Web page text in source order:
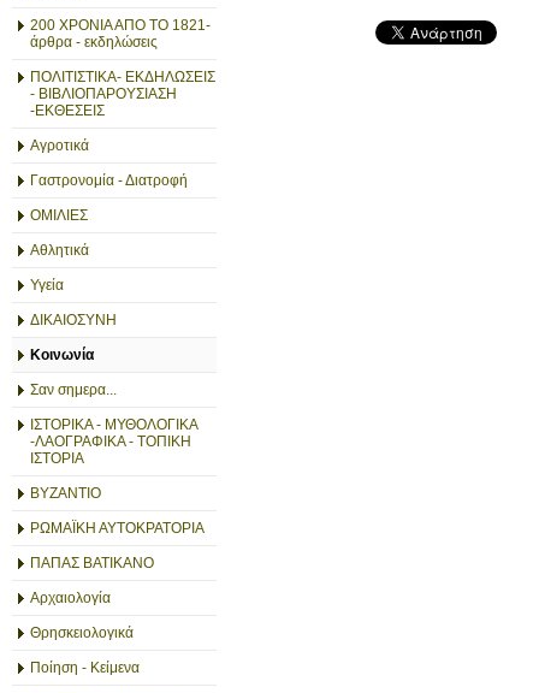
200 ΧΡΟΝΙΑ ΑΠΟ ΤΟ 1821-
άρθρα - εκδηλώσεις
ΠΟΛΙΤΙΣΤΙΚΑ- ΕΚΔΗΛΩΣΕΙΣ
- ΒΙΒΛΙΟΠΑΡΟΥΣΙΑΣΗ
-ΕΚΘΕΣΕΙΣ
Αγροτικά
Γαστρονομία - Διατροφή
ΟΜΙΛΙΕΣ
Αθλητικά
Υγεία
ΔΙΚΑΙΟΣΥΝΗ
Κοινωνία
Σαν σημερα...
ΙΣΤΟΡΙΚΑ - ΜΥΘΟΛΟΓΙΚΑ
-ΛΑΟΓΡΑΦΙΚΑ - ΤΟΠΙΚΗ
ΙΣΤΟΡΙΑ
ΒΥΖΑΝΤΙΟ
ΡΩΜΑΪΚΗ ΑΥΤΟΚΡΑΤΟΡΙΑ
ΠΑΠΑΣ ΒΑΤΙΚΑΝΟ
Αρχαιολογία
Θρησκειολογικά
Ποίηση - Κείμενα